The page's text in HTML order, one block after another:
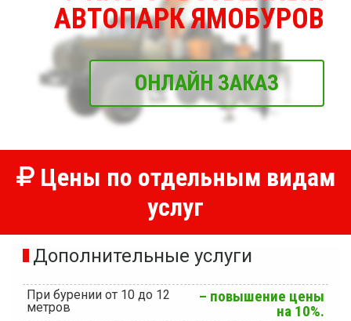
АВТОПАРК ЯМОБУРОВ
ОНЛАЙН ЗАКАЗ
Цены по отдельным видам
услуг
Дополнительные услуги
При бурении от 10 до 12
метров
– повышение цены
на 10%.